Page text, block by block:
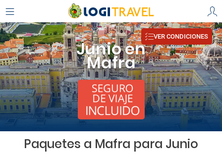
Junio en
Mafra
VER CONDICIONES
Paquetes a Mafra para Junio